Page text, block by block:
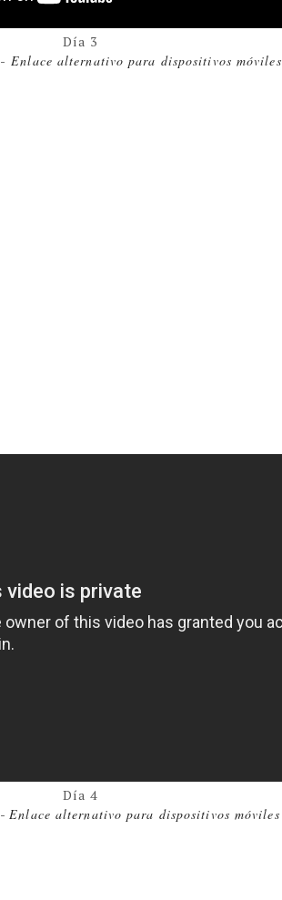
Día 3
-Enlace alternativo para dispositivos móviles
Día 4
-Enlace alternativo para dispositivos móviles